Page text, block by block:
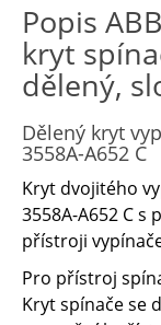
Popis
kryt
dělený,
Dělený kryt
3558A-A652 C
Kryt dvojitého
3558A-A652 C
přístroji
Pro přístroj
Kryt spínače se